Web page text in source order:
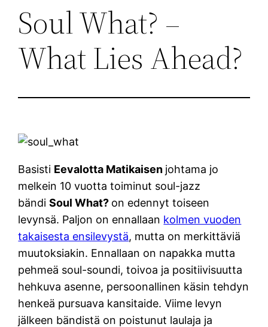
Soul What? –
What Lies Ahead?
Basisti Eevalotta Matikaisen johtama jo
melkein 10 vuotta toiminut soul-jazz
bändiSoul What? on edennyt toiseen
levynsä. Paljon on ennallaan kolmen vuoden
takaisesta ensilevystä, mutta on merkittäviä
muutoksiakin. Ennallaan on napakka mutta
pehmeä soul-soundi, toivoa ja positiivisuutta
hehkuva asenne, persoonallinen käsin tehdyn
henkeä pursuava kansitaide. Viime levyn
jälkeen bändistä on poistunut laulaja ja